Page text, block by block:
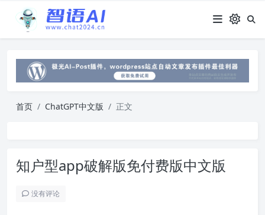
首页 ChatGPT中文版 正文
知户型app破解版免付费版中文版
没有评论